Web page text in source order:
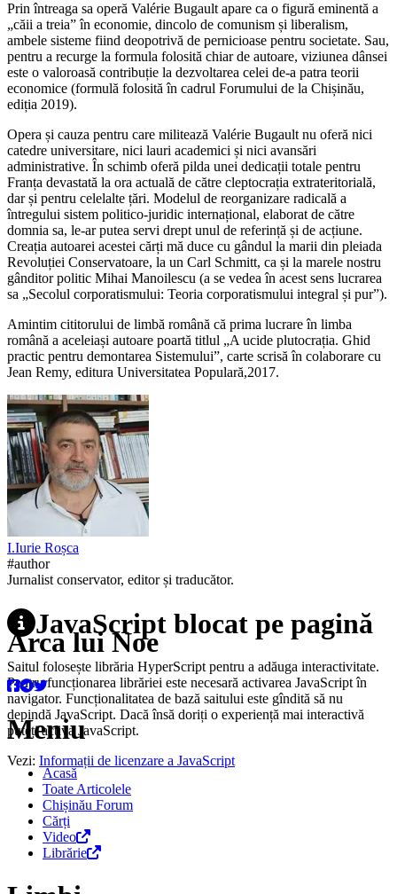
Prin întreaga sa operă Valérie Bugault apare ca o figură eminentă a
„căii a treia” în economie, dincolo de comunism și liberalism,
ambele sisteme fiind deopotrivă de pernicioase pentru societate. Sau,
pentru a recurge la formula folosită chiar de autoare, viziunea dânsei
este o valoroasă contribuție la dezvoltarea celei de-a patra teorii
economice (formulă folosită în cadrul Forumului de la Chișinău,
ediția 2019).
Opera și cauza pentru care militează Valérie Bugault nu oferă nici
catedre universitare, nici lauri academici și nici avansări
administrative. În schimb oferă pilda unei dedicații totale pentru
Franța devastată la ora actuală de către cleptocrația extrateritorială,
dar și pentru celelalte țări. Modelul de reorganizare radicală a
întregului sistem politico-juridic internațional, elaborat de către
domnia sa, le-ar putea servi drept unul de referință și de acțiune.
Creația autoarei acestei cărți mă duce cu gândul la marii din pleiada
Revoluției Conservatoare, la un Carl Schmitt, ca și la marele nostru
gânditor politic Mihai Manoilescu (a se vedea în acest sens lucrarea
sa „Secolul corporatismului: Teoria corporatismului integral și pur”).
Amintim cititorului de limbă română că prima lucrare în limba
română a aceleiași autoare poartă titlul „A ucide plutocrația. Ghid
practic pentru demontarea Sistemului”, carte scrisă în colaborare cu
Jean Remy, editura Universitatea Populară,2017.
I.Iurie Roșca
#author
Jurnalist conservator, editor și traducător.
JavaScript blocat pe pagină
Saitul folosește librăria HyperScript pentru a adăuga interactivitate.
Pentru funcționarea librăriei este necesară activarea JavaScript în
navigator. Funcționalitatea de bază saitului este gîndită să nu
depindă JavaScript. Dacă însă doriți o experiență mai interactivă
puteți activa JavaScript.
Vezi: Informații de licenzare a JavaScript
Arca lui Noe
Meniu
Acasă
Toate Articolele
Chișinău Forum
Cărți
Video
Librărie